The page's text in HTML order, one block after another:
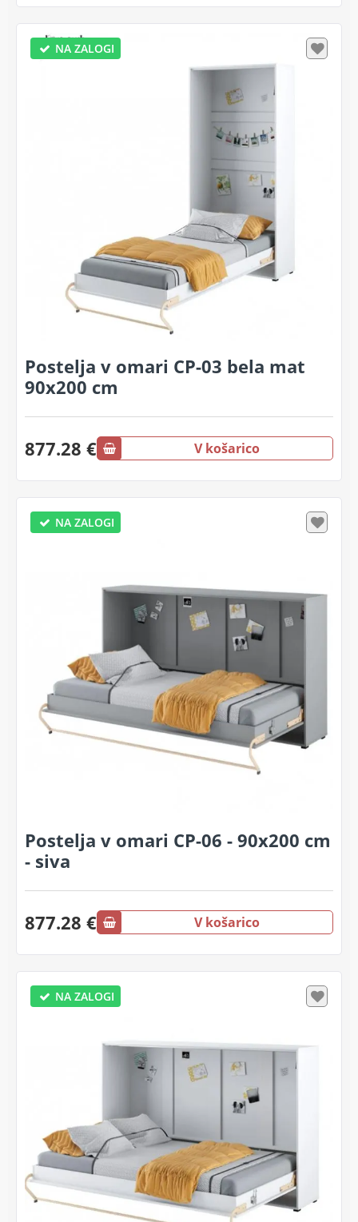
NA ZALOGI
Postelja v omari CP-03 bela mat
90x200 cm
877.28 € V košarico
NA ZALOGI
Postelja v omari CP-06 - 90x200 cm
- siva
877.28 € V košarico
NA ZALOGI